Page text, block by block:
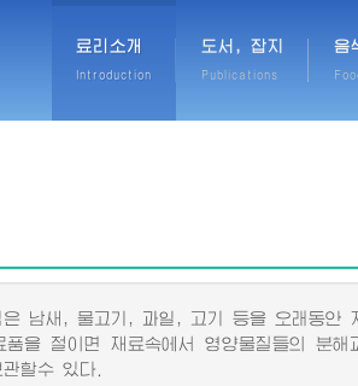
료리소개
Introduction
도서, 잡지
Publications
음
남새, 물고기, 과일, 고기 등을 오래동안 저
절이면 재료속에서 영양물질들의 분해
할수 있다.